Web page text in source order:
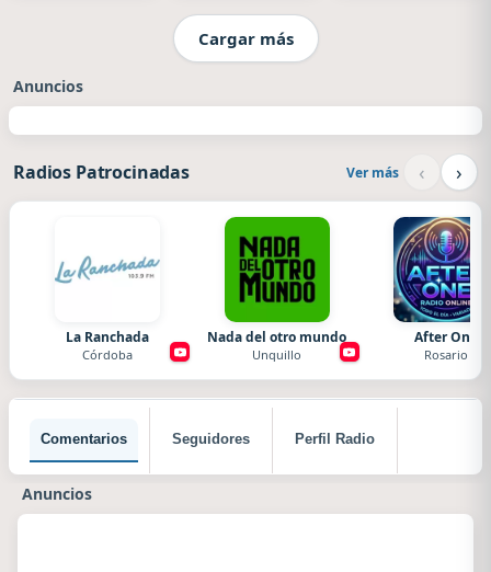
Cargar más
Anuncios
Radios Patrocinadas Ver más ‹ ›
La Ranchada
Córdoba
Nada del otro mundo
Unquillo
After One
Rosario
Comentarios Seguidores Perfil Radio
Anuncios